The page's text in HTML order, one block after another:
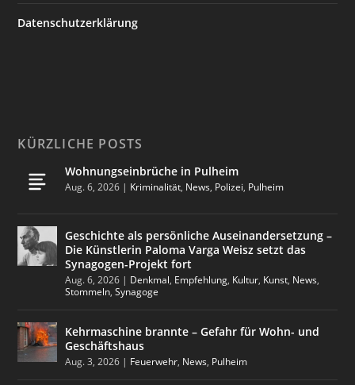
Datenschutzerklärung
KÜRZLICHE POSTS
Wohnungseinbrüche in Pulheim
Aug. 6, 2026 | Kriminalität, News, Polizei, Pulheim
Geschichte als persönliche Auseinandersetzung –
Die Künstlerin Paloma Varga Weisz setzt das
Synagogen-Projekt fort
Aug. 6, 2026 | Denkmal, Empfehlung, Kultur, Kunst, News,
Stommeln,Synagoge
Kehrmaschine brannte – Gefahr für Wohn- und
Geschäftshaus
Aug. 3, 2026 | Feuerwehr, News, Pulheim